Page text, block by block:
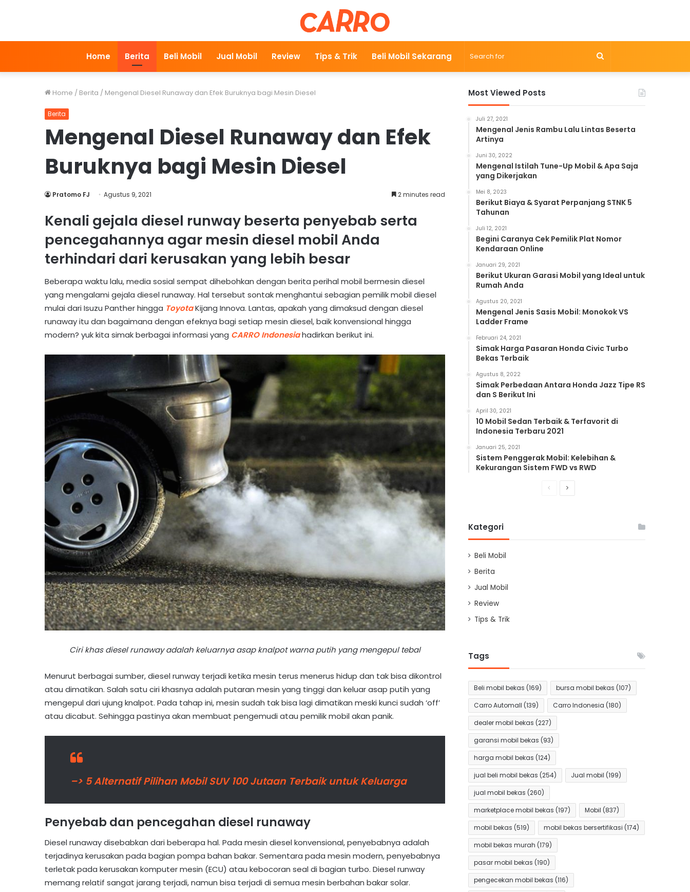
Home Berita Beli Mobil Jual Mobil Review Tips & Trik Beli Mobil Sekarang Search
Home / Berita / Mengenal Diesel Runaway dan Efek Buruknya bagi Mesin Diesel
Berita
Mengenal Diesel Runaway dan Efek
Buruknya bagi Mesin Diesel
Pratomo FJ Agustus 9, 2021 2 minutes read
Kenali gejala diesel runway beserta penyebab serta
pencegahannya agar mesin diesel mobil Anda
terhindari dari kerusakan yang lebih besar
Beberapa waktu lalu, media sosial sempat dihebohkan dengan berita perihal mobil bermesin diesel
yang mengalami gejala diesel runaway. Hal tersebut sontak menghantui sebagian pemilik mobil diesel
mulai dari Isuzu Panther hingga ToyotaKijang Innova. Lantas, apakah yang dimaksud dengan diesel
runaway itu dan bagaimana dengan efeknya bagi setiap mesin diesel, baik konvensional hingga
modern? yuk kita simak berbagai informasi yang CARRO Indonesiahadirkan berikut ini.
Ciri khas diesel runaway adalah keluarnya asap knalpot warna putih yang mengepul tebal
Menurut berbagai sumber, diesel runway terjadi ketika mesin terus menerus hidup dan tak bisa dikontrol
atau dimatikan. Salah satu ciri khasnya adalah putaran mesin yang tinggi dan keluar asap putih yang
mengepul dari ujung knalpot. Pada tahap ini, mesin sudah tak bisa lagi dimatikan meski kunci sudah ‘off’
atau dicabut. Sehingga pastinya akan membuat pengemudi atau pemilik mobil akan panik.
–> 5 Alternatif Pilihan Mobil SUV 100 Jutaan Terbaik untuk Keluarga
Penyebab dan pencegahan diesel runaway
Diesel runaway disebabkan dari beberapa hal. Pada mesin diesel konvensional, penyebabnya adalah
terjadinya kerusakan pada bagian pompa bahan bakar. Sementara pada mesin modern, penyebabnya
terletak pada kerusakan komputer mesin (ECU) atau kebocoran seal di bagian turbo. Diesel runway
memang relatif sangat jarang terjadi, namun bisa terjadi di semua mesin berbahan bakar solar.
Most Viewed Posts
Juli 27, 2021
Mengenal Jenis Rambu Lalu Lintas Beserta
Artinya
Juni 30, 2022
Mengenal Istilah Tune-Up Mobil & Apa Saja
yang Dikerjakan
Mei 8, 2023
Berikut Biaya & Syarat Perpanjang STNK 5
Tahunan
Juli 12, 2021
Begini Caranya Cek Pemilik Plat Nomor
Kendaraan Online
Januari 29, 2021
Berikut Ukuran Garasi Mobil yang Ideal untuk
Rumah Anda
Agustus 20, 2021
Mengenal Jenis Sasis Mobil: Monokok VS
Ladder Frame
Februari 24, 2021
Simak Harga Pasaran Honda Civic Turbo
Bekas Terbaik
Agustus 8, 2022
Simak Perbedaan Antara Honda Jazz Tipe RS
dan S Berikut Ini
April 30, 2021
10 Mobil Sedan Terbaik & Terfavorit di
Indonesia Terbaru 2021
Januari 25, 2021
Sistem Penggerak Mobil: Kelebihan &
Kekurangan Sistem FWD vs RWD
PreviousNext
Kategori
Beli Mobil
Berita
Jual Mobil
Review
Tips & Trik
Tags
Beli mobil bekas (169) bursa mobil bekas (107)
Carro Automall (139) Carro Indonesia (180)
dealer mobil bekas (227)
garansi mobil bekas (93)
harga mobil bekas (124)
jual beli mobil bekas (254) Jual mobil (199)
jual mobil bekas (260)
marketplace mobil bekas (197) Mobil (837)
mobil bekas (519) mobil bekas bersertifikasi (174)
mobil bekas murah (179)
pasar mobil bekas (190)
pengecekan mobil bekas (116)